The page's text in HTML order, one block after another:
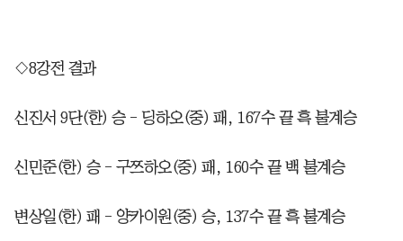
◇8강전 결과
신진서 9단(한) 승 - 딩하오(중) 패, 167수 끝 흑 불계승
신민준(한) 승 - 구쯔하오(중) 패, 160수 끝 백 불계승
변상일(한) 패 - 양카이원(중) 승, 137수 끝 흑 불계승